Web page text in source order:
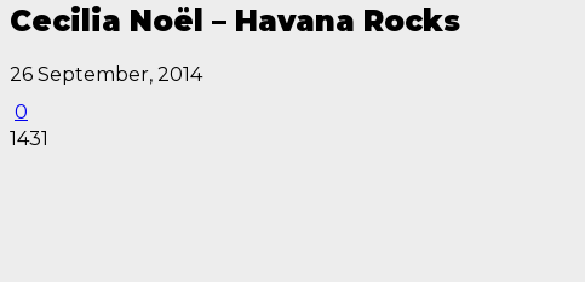
Cecilia Noël – Havana Rocks
26 September, 2014
0
1431